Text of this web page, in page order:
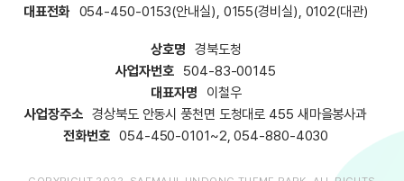
대표전화
054-450-0153(안내실), 0155(경비실), 0102(대관)
상호명
경북도청
사업자번호
504-83-00145
대표자명
이철우
사업장주소 경상북도 안동시 풍천면 도청대로 455 새마을봉사과
전화번호 054-450-0101~2, 054-880-4030